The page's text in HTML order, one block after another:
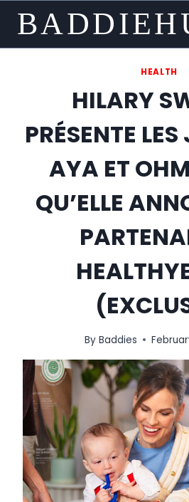
content
HEALTH
HILARY
PRÉSENTE
AYA ET
QU’ELLE
By Baddies